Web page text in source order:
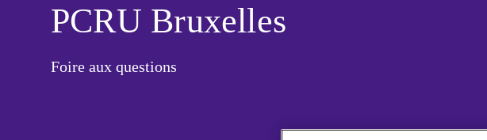
PCRU Bruxelles
Foire aux questions